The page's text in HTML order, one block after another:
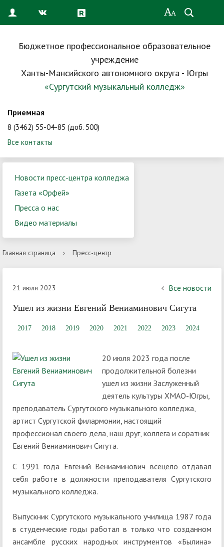
Бюджетное профессиональное образовательное
учреждение
Ханты-Мансийского автономного округа - Югры
«Сургутский музыкальный колледж»
Приемная
8 (3462) 55-04-85 (доб. 500)
Все контакты
Новости пресс-центра колледжа
Газета «Орфей»
Пресса о нас
Видео материалы
Главная страница › Пресс-центр
21 июля 2023
Все новости
Ушел из жизни Евгений Вениаминович Сигута
2017 2018 2019 2020 2021 2022 2023 2024
20 июля 2023 года после
продолжительной болезни
ушел из жизни Заслуженный
деятель культуры ХМАО-Югры,
преподаватель Сургутского музыкального колледжа,
артист Сургутской филармонии, настоящий
профессионал своего дела, наш друг, коллега и соратник
Евгений Вениаминович Сигута.
С 1991 года Евгений Вениаминович всецело отдавал
себя работе в должности преподавателя Сургутского
музыкального колледжа.
Выпускник Сургутского музыкального училища 1987 года
в студенческие годы работал в только что созданном
ансамбле русских народных инструментов «Былина»